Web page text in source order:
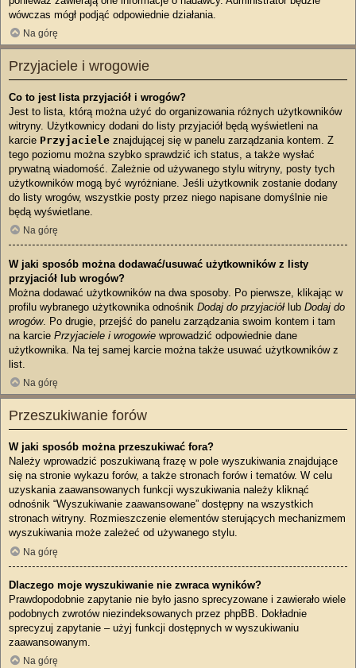
wówczas mógł podjąć odpowiednie działania.
Na górę
Przyjaciele i wrogowie
Co to jest lista przyjaciół i wrogów?
Jest to lista, którą można użyć do organizowania różnych użytkowników
witryny. Użytkownicy dodani do listy przyjaciół będą wyświetleni na
karcie Przyjaciele znajdującej się w panelu zarządzania kontem. Z
tego poziomu można szybko sprawdzić ich status, a także wysłać
prywatną wiadomość. Zależnie od używanego stylu witryny, posty tych
użytkowników mogą być wyróżniane. Jeśli użytkownik zostanie dodany
do listy wrogów, wszystkie posty przez niego napisane domyślnie nie
będą wyświetlane.
Na górę
W jaki sposób można dodawać/usuwać użytkowników z listy
przyjaciół lub wrogów?
Można dodawać użytkowników na dwa sposoby. Po pierwsze, klikając w
profilu wybranego użytkownika odnośnik Dodaj do przyjaciółlub Dodaj do
wrogów. Po drugie, przejść do panelu zarządzania swoim kontem i tam
na karcie Przyjaciele i wrogowie wprowadzić odpowiednie dane
użytkownika. Na tej samej karcie można także usuwać użytkowników z
list.
Na górę
Przeszukiwanie forów
W jaki sposób można przeszukiwać fora?
Należy wprowadzić poszukiwaną frazę w pole wyszukiwania znajdujące
się na stronie wykazu forów, a także stronach forów i tematów. W celu
uzyskania zaawansowanych funkcji wyszukiwania należy kliknąć
odnośnik “Wyszukiwanie zaawansowane” dostępny na wszystkich
stronach witryny. Rozmieszczenie elementów sterujących mechanizmem
wyszukiwania może zależeć od używanego stylu.
Na górę
Dlaczego moje wyszukiwanie nie zwraca wyników?
Prawdopodobnie zapytanie nie było jasno sprecyzowane i zawierało wiele
podobnych zwrotów niezindeksowanych przez phpBB. Dokładnie
sprecyzuj zapytanie – użyj funkcji dostępnych w wyszukiwaniu
zaawansowanym.
Na górę